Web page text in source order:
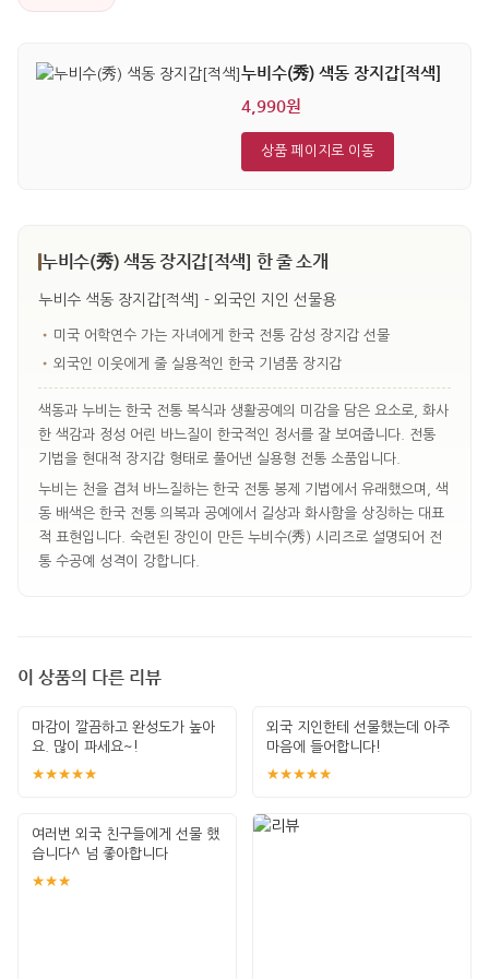
누비수(秀) 색동 장지갑[적색]
4,990원
상품 페이지로 이동
누비수(秀) 색동 장지갑[적색] 한 줄 소개
누비수 색동 장지갑[적색] - 외국인 지인 선물용
• 미국 어학연수 가는 자녀에게 한국 전통 감성 장지갑 선물
• 외국인 이웃에게 줄 실용적인 한국 기념품 장지갑
색동과 누비는 한국 전통 복식과 생활공예의 미감을 담은 요소로, 화사
한 색감과 정성 어린 바느질이 한국적인 정서를 잘 보여줍니다. 전통
기법을 현대적 장지갑 형태로 풀어낸 실용형 전통 소품입니다.
누비는 천을 겹쳐 바느질하는 한국 전통 봉제 기법에서 유래했으며, 색
동 배색은 한국 전통 의복과 공예에서 길상과 화사함을 상징하는 대표
적 표현입니다. 숙련된 장인이 만든 누비수(秀) 시리즈로 설명되어 전
통 수공예 성격이 강합니다.
이 상품의 다른 리뷰
마감이 깔끔하고 완성도가 높아
요. 많이 파세요~!
★★★★★
외국 지인한테 선물했는데 아주
마음에 들어합니다!
★★★★★
여러번 외국 친구들에게 선물 했
습니다^ 넘 좋아합니다
★★★